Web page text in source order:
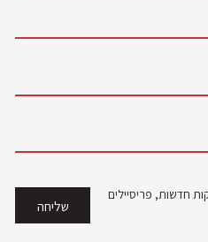
חדשות, פריסיילים